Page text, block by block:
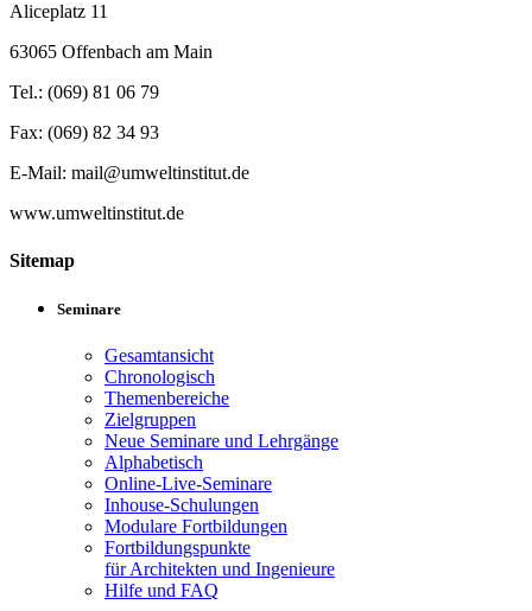
Aliceplatz 11
63065 Offenbach am Main
Tel.: (069) 81 06 79
Fax: (069) 82 34 93
E-Mail: mail@umweltinstitut.de
www.umweltinstitut.de
Sitemap
Seminare
Gesamtansicht
Chronologisch
Themenbereiche
Zielgruppen
Neue Seminare und Lehrgänge
Alphabetisch
Online-Live-Seminare
Inhouse-Schulungen
Modulare Fortbildungen
Fortbildungspunkte
für Architekten und Ingenieure
Hilfe und FAQ